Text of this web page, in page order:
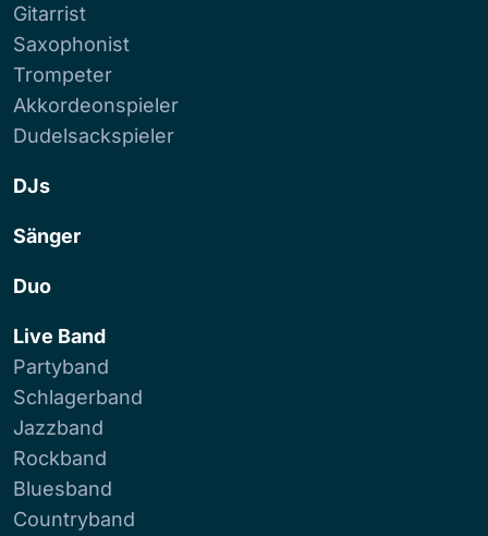
Gitarrist
Saxophonist
Trompeter
Akkordeonspieler
Dudelsackspieler
DJs
Sänger
Duo
Live Band
Partyband
Schlagerband
Jazzband
Rockband
Bluesband
Countryband